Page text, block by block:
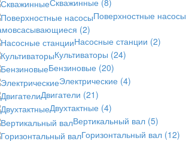
Поверхностные насосы
(2)
Насосные станции (2)
Культиваторы (24)
Бензиновые (20)
Электрические (4)
Двигатели (21)
Двухтактные (4)
Вертикальный вал (5)
Горизонтальный вал (12)